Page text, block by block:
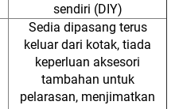
sendiri (DIY)
Sedia dipasang terus
keluar dari kotak, tiada
keperluan aksesori
tambahan untuk
pelarasan, menjimatkan